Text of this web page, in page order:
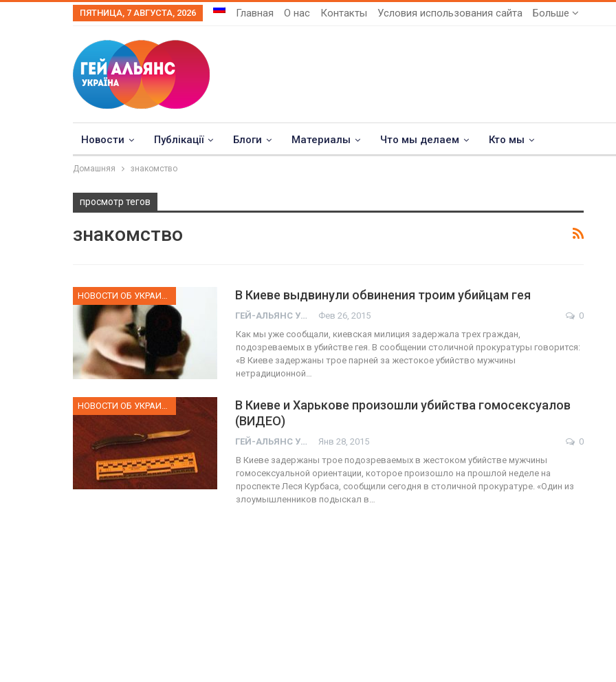
ПЯТНИЦА, 7 АВГУСТА, 2026 Главная О нас Контакты Условия использования сайта Больше
Новости Публікації Блоги Материалы Что мы делаем Кто мы
Домашняя знакомство
просмотр тегов
знакомство
В Киеве выдвинули обвинения троим убийцам гея
ГЕЙ-АЛЬЯНС УКРАИНА Фев 26, 2015
0
Как мы уже сообщали, киевская милиция задержала трех граждан,
подозреваемых в убийстве гея. В сообщении столичной прокуратуры говорится:
«В Киеве задержаны трое парней за жестокое убийство мужчины
нетрадиционной…
В Киеве и Харькове произошли убийства гомосексуалов
(ВИДЕО)
ГЕЙ-АЛЬЯНС УКРАИНА Янв 28, 2015
0
В Киеве задержаны трое подозреваемых в жестоком убийстве мужчины
гомосексуальной ориентации, которое произошло на прошлой неделе на
проспекте Леся Курбаса, сообщили сегодня в столичной прокуратуре. «Один из
злоумышленников подыскал в…
ФОТО
Прайд в Тель-Авиве собрал 200
тысяч участников
Июн 10, 2017
ФОТО